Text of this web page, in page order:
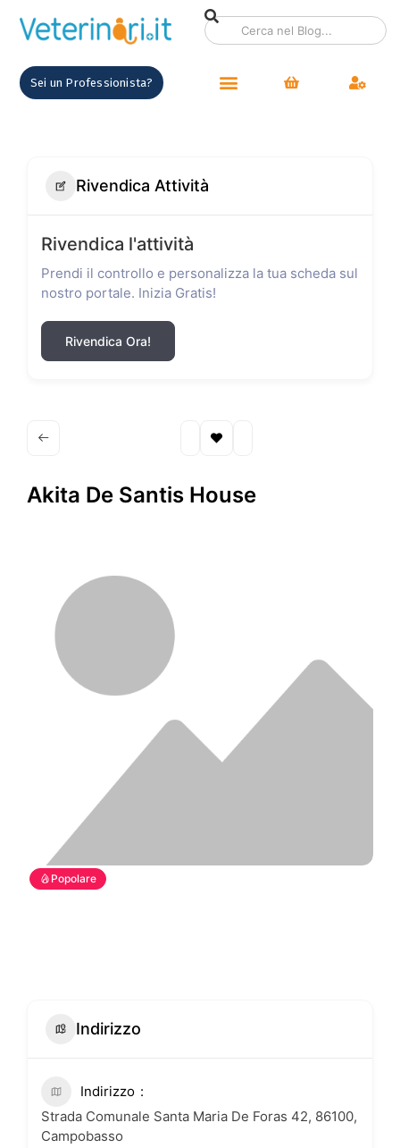
Sei un Professionista?
Rivendica Attività
Rivendica l'attività
Prendi il controllo e personalizza la tua scheda sul
nostro portale. Inizia Gratis!
Rivendica Ora!
Akita De Santis House
Popolare
Indirizzo
Indirizzo
Strada Comunale Santa Maria De Foras 42, 86100,
Campobasso